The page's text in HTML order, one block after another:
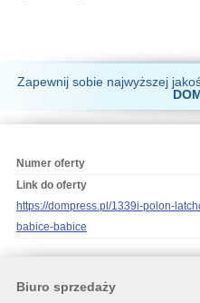
Zapewnij sobie najwyższej
Numer oferty
Link do oferty
https://dompress.pl/1339i-polon-
babice-babice
Biuro sprzedaży